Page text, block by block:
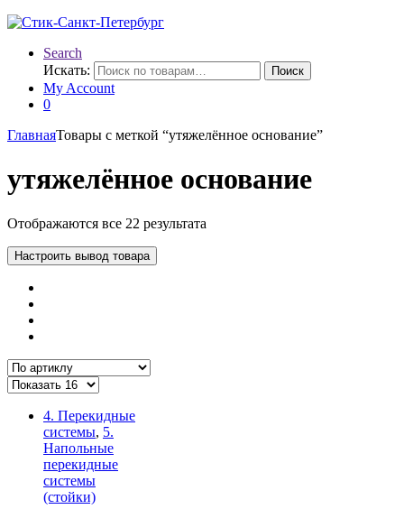
Search
Искать:
Поиск
My Account
0
ГлавнаяТовары с меткой “утяжелённое основание”
утяжелённое основание
Отображаются все 22 результата
Настроить вывод товара
4. Перекидные
системы, 5.
Напольные
перекидные
системы
(стойки)